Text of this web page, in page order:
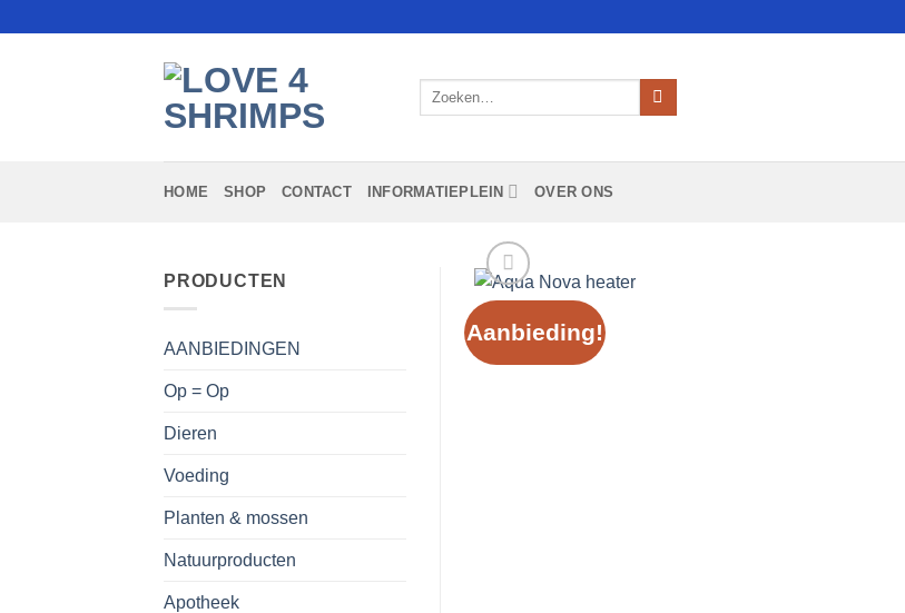
Zoeken
HOME SHOP CONTACT INFORMATIEPLEIN OVER ONS
PRODUCTEN
AANBIEDINGEN
Op = Op
Dieren
Voeding
Planten & mossen
Natuurproducten
Apotheek
Aanbieding!